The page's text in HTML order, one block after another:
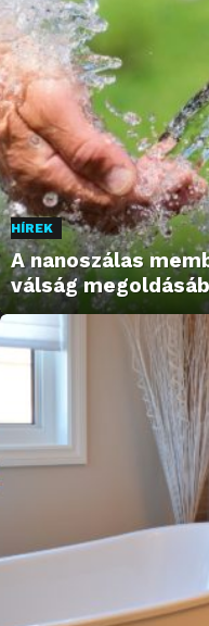
HÍREK
A nanoszálas
válság